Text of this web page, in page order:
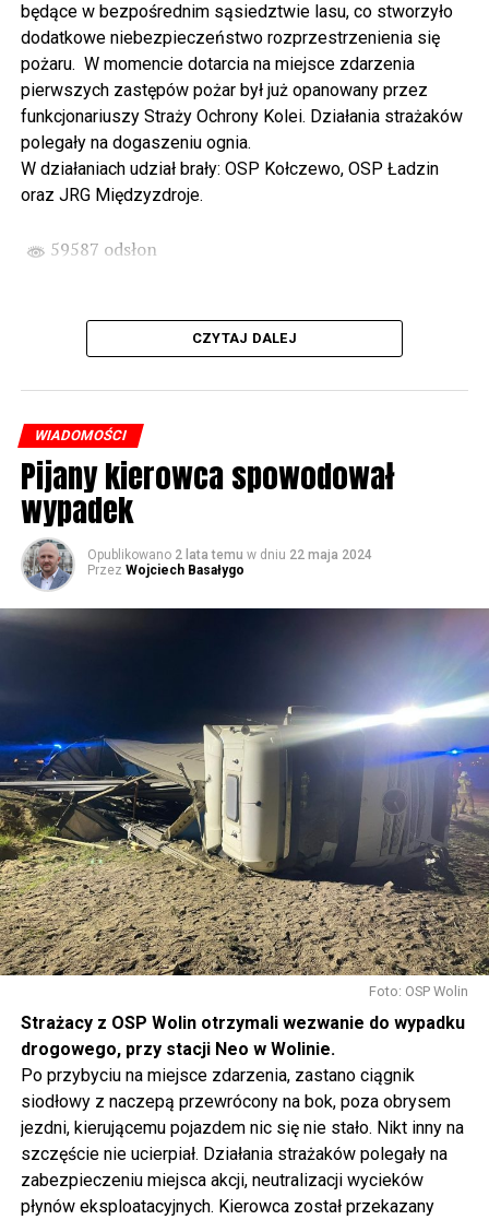
spod biblioteki). O godzinie 19.00 w kolegiacie
wysłuchamy organowego koncertu w wykonaniu
państwa Witkowskich.
Wyjątkowym wydarzeniem będzie koncert w wykonaniu
Kawuś Music Project, podczas którego wysłuchamy
polskich przebojów w jazzowej aranżacji (godz. 20.00
przed biblioteką). Podczas koncertu zaplanowaliśmy dla
Projektów Interreg VI A – Kultura i zrównoważona
turystyka.
(Niemcy), Biblioteka Publiczna Gminy Wolin, Parafia
Rzymskokatolicka w Wolinie
59588 odsłon
będące w bezpośrednim sąsiedztwie lasu, co stworzyło
dodatkowe niebezpieczeństwo rozprzestrzenienia się
pożaru. W momencie dotarcia na miejsce zdarzenia
pierwszych zastępów pożar był już opanowany przez
funkcjonariuszy Straży Ochrony Kolei. Działania strażaków
polegały na dogaszeniu ognia.
W działaniach udział brały: OSP Kołczewo, OSP Ładzin
oraz JRG Międzyzdroje.
59587 odsłon
CZYTAJ DALEJ
WIADOMOŚCI
Pijany kierowca spowodował
wypadek
Opublikowano 2 lata temu w dniu 22 maja 2024
Przez Wojciech Basałygo
Foto: OSP Wolin
Strażacy z OSP Wolin otrzymali wezwanie do wypadku
drogowego, przy stacji Neo w Wolinie.
Po przybyciu na miejsce zdarzenia, zastano ciągnik
siodłowy z naczepą przewrócony na bok, poza obrysem
jezdni, kierującemu pojazdem nic się nie stało. Nikt inny na
szczęście nie ucierpiał. Działania strażaków polegały na
zabezpieczeniu miejsca akcji, neutralizacji wycieków
płynów eksploatacyjnych. Kierowca został przekazany